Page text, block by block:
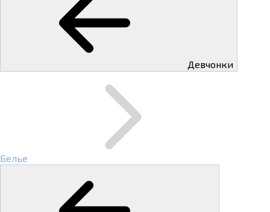
Девчонки
Белье